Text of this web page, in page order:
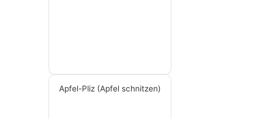
Apfel-Pliz (Apfel schnitzen)